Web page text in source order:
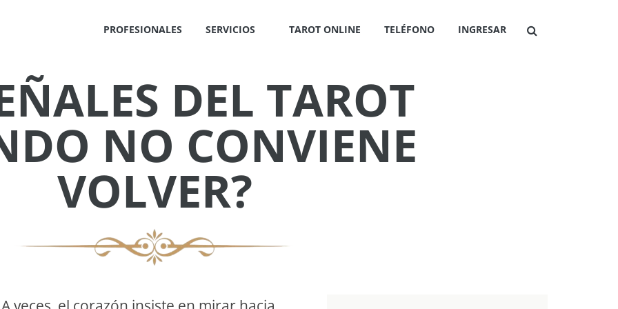
PROFESIONALES SERVICIOS TAROT ONLINE TELÉFONO INGRESAR
DEL TAROT
NO CONVIENE
VOLVER?
✕